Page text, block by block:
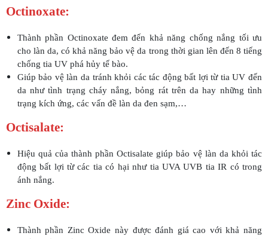
Octinoxate:
Thành phần Octinoxate đem đến khả năng chống nắng tối ưu
cho làn da, có khả năng bảo vệ da trong thời gian lên đến 8 tiếng
chống tia UV phá hủy tế bào.
Giúp bảo vệ làn da tránh khỏi các tác động bất lợi từ tia UV đến
da như tình trạng cháy nắng, bỏng rát trên da hay những tình
trạng kích ứng, các vấn đề làn da đen sạm,…
Octisalate:
Hiệu quả của thành phần Octisalate giúp bảo vệ làn da khỏi tác
động bất lợi từ các tia có hại như tia UVA UVB tia IR có trong
ánh nắng.
Zinc Oxide:
Thành phần Zinc Oxide này được đánh giá cao với khả năng